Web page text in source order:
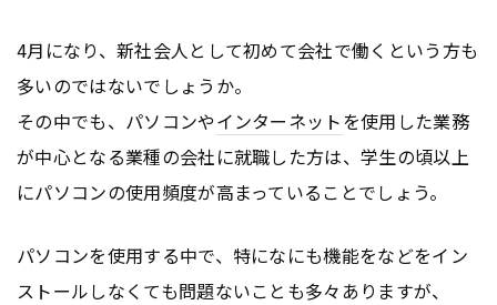
4月になり、新社会人として初めて会社で働くという方も
多いのではないでしょうか。
その中でも、パソコンやインターネットを使用した業務
が中心となる業種の会社に就職した方は、学生の頃以上
にパソコンの使用頻度が高まっていることでしょう。
パソコンを使用する中で、特になにも機能をなどをイン
ストールしなくても問題ないことも多々ありますが、